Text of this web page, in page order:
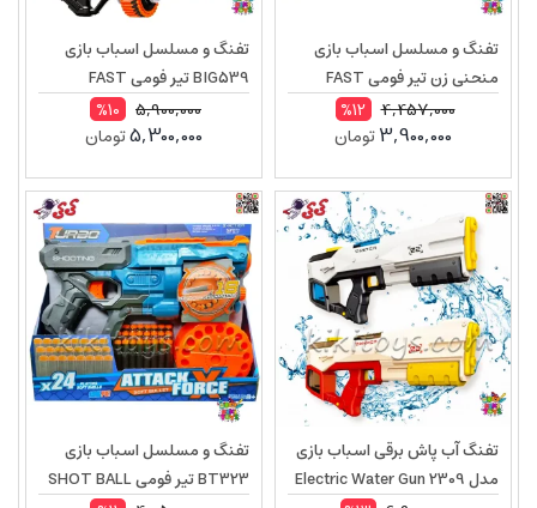
تفنگ و مسلسل اسباب بازی
منحنی زن تیر فومی FAST
PIONEER مدل BIG5514,457,000
%12
3,900,000تومان
تفنگ و مسلسل اسباب بازی
BIG539 تیر فومی FAST
PIONEER
5,900,000
%10
5,300,000تومان
تفنگ آب پاش برقی اسباب بازی
مدل Electric Water Gun 2309
تفنگ و مسلسل اسباب بازی
BT323 تیر فومی SHOT BALL